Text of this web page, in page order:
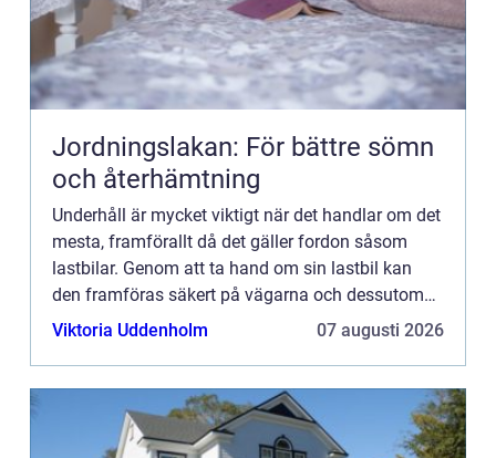
Jordningslakan: För bättre sömn
och återhämtning
Underhåll är mycket viktigt när det handlar om det
mesta, framförallt då det gäller fordon såsom
lastbilar. Genom att ta hand om sin lastbil kan
den framföras säkert på vägarna och dessutom
behålla ett högt marknadsvärde. Det är både
Viktoria Uddenholm 07 augusti 2026